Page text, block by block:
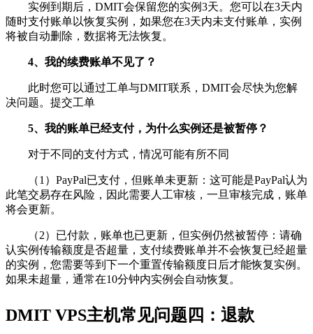
实例到期后，DMIT会保留您的实例3天。您可以在3天内
随时支付账单以恢复实例，如果您在3天内未支付账单，实例
将被自动删除，数据将无法恢复。
4、我的续费账单不见了？
此时您可以通过工单与DMIT联系，DMIT会尽快为您解
决问题。提交工单
5、我的账单已经支付，为什么实例还是被暂停？
对于不同的支付方式，情况可能有所不同
（1）PayPal已支付，但账单未更新：这可能是PayPal认为
此笔交易存在风险，因此需要人工审核，一旦审核完成，账单
将会更新。
（2）已付款，账单也已更新，但实例仍然被暂停：请确
认实例传输额度是否超量，支付续费账单并不会恢复已经超量
的实例，您需要等到下一个重置传输额度日后才能恢复实例。
如果未超量，通常在10分钟内实例会自动恢复。
DMIT VPS主机常见问题四：退款